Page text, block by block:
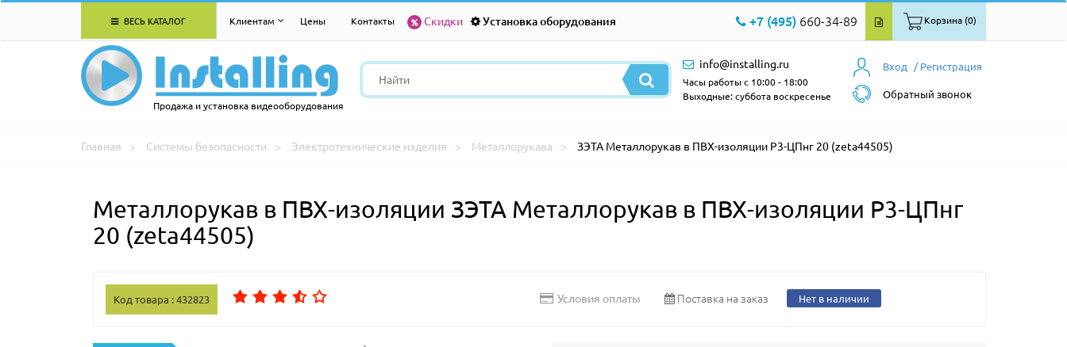
ВЕСЬ КАТАЛОГ Клиентам Цены Контакты Скидки Установка оборудования +7 (495) 660-34-89 Корзина (0)
Продажа и установка видеооборудования
Вход / Регистрация
Обратный звонок
info@installing.ru
Часы работы с 10:00 - 18:00
Выходные: суббота воскресенье
Главная Системы безопасности Электротехнические изделия Металлорукава ЗЭТА Металлорукав в ПВХ-изоляции Р3-ЦПнг 20 (zeta44505)
Металлорукав в ПВХ-изоляции ЗЭТА Металлорукав в ПВХ-изоляции Р3-ЦПнг
20 (zeta44505)
Код товара : 432823 Условия оплаты Поставка на заказ Нет в наличии